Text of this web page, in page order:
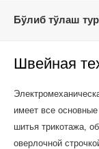
Бўлиб тўлаш
Швейная
имеет все
шитья трикотажа,
оверлочной